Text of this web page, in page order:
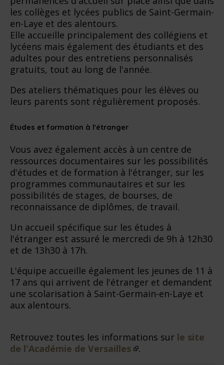
les collèges et lycées publics de Saint-Germain-
en-Laye et des alentours.
Elle accueille principalement des collégiens et
lycéens mais également des étudiants et des
adultes pour des entretiens personnalisés
gratuits, tout au long de l'année.
Des ateliers thématiques pour les élèves ou
leurs parents sont régulièrement proposés.
Études et formation à l'étranger
Vous avez également accès à un centre de
ressources documentaires sur les possibilités
d'études et de formation à l'étranger, sur les
programmes communautaires et sur les
possibilités de stages, de bourses, de
reconnaissance de diplômes, de travail.
Un accueil spécifique sur les études à
l'étranger est assuré le mercredi de 9h à 12h30
et de 13h30 à 17h.
L'équipe accueille également les jeunes de 11 à
17 ans qui arrivent de l'étranger et demandent
une scolarisation à Saint-Germain-en-Laye et
aux alentours.
Retrouvez toutes les informations sur le site
de l'Académie de Versailles
.